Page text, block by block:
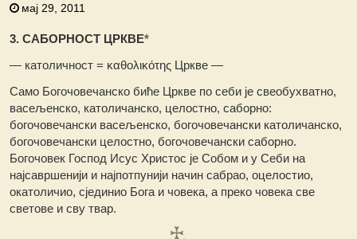
мај 29, 2011
3. САБОРНОСТ ЦРКВЕ*
— католичност = καθολικότης Цркве —
Само Богочовечанско биће Цркве по себи је свеобухватно,
васељенско, католичанско, целостно, саборно:
богочовечански васељенско, богочовечански католичанско,
богочовечански целостно, богочовечански саборно.
Богочовек Господ Исус Христос је Собом и у Себи на
најсавршенији и најпотпунији начин сабрао, оцелостио,
окатоличио, сјединио Бога и човека, а преко човека све
светове и сву твар.